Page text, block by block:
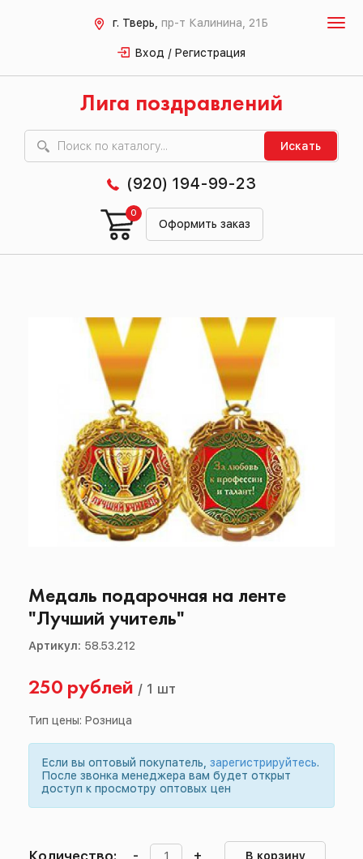
г. Тверь, пр-т Калинина, 21Б
Вход / Регистрация
Лига поздравлений
Искать
(920) 194-99-23
Оформить заказ
0
Медаль подарочная на ленте
"Лучший учитель"
Артикул: 58.53.212
250 рублей / 1 шт
Тип цены: Розница
Если вы оптовый покупатель, зарегистрируйтесь.
После звонка менеджера вам будет открыт
доступ к просмотру оптовых цен
Количество: - + В корзину